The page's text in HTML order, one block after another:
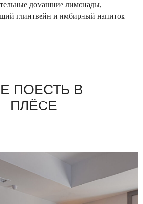
домашние лимонады,
глинтвейн и имбирный напиток
ПОЕСТЬ В
ПЛЁСЕ